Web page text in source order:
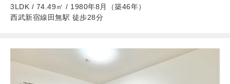
3LDK / 74.49㎡ / 1980年8月（築46年）
西武新宿線田無駅 徒歩28分